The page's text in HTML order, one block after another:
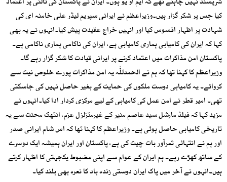
کیا جس پر شکر گزار ہیں۔وزیراعظم نے ایرانی سپریم لیڈر علی خامنہ ای کی
شہادت پر اظہار افسوس کیا اور انہیں خراج عقیدت پیش کیا۔انہوں نے یہ بھی
کہا کہ ایران کی کامیابی ہماری کامیابی ہے، ایران کی ناکامی ہماری ناکامی ہے۔
پاکستان امن مذاکرات میں اعتماد کرنے پر ایرانی قیادت کا شکر گزار رہے گا۔
وزیراعظم کا کہنا تھا کہ ہم نے الحمدللّٰہ یہ امن مذاکرات پورے خلوص نیت سے
کروائے۔ یہ کامیابی دوست ملکوں کی حمایت کے بغیر حاصل نہیں کی جاسکتی
تھی۔ امیر قطر نے امن عمل کی کامیابی کے لیے مرکزی کردار ادا کیا۔انہوں نے
مزید کہا کہ فیلڈ مارشل سید عاصم منیر کے غیرمتزلزل عزم، انتھک محنت سے یہ
تاریخی کامیابی حاصل ہوئی ہے۔ وزیراعظم کا کہنا تھا کہ اس شام ایرانی صدر
اور ہم نے انتہائی ثمرآور بات چیت کی ہے، پاکستان اور ایران ہمیشہ ایک دوسرے
کے ساتھ کھڑے رہے۔ ہم ایران کے عوام سے اپنی مضبوط یکجہتی کا اظہار کرتے
ہیں۔انہوں نے آخر میں پاک ایران دوستی زندہ باد کا نعرہ بھی بلند کیا۔